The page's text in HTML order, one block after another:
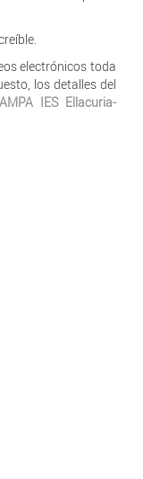
electrónicos toda
los detalles del
IES Ellacuria-